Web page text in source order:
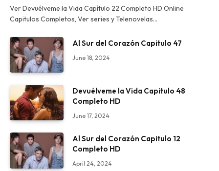
Ver Devuélveme la Vida Capítulo 22 Completo HD Online
Capitulos Completos, Ver series y Telenovelas…
Al Sur del Corazón Capitulo 47
June 18, 2024
Devuélveme la Vida Capitulo 48
Completo HD
June 17, 2024
Al Sur del Corazón Capitulo 12
Completo HD
April 24, 2024